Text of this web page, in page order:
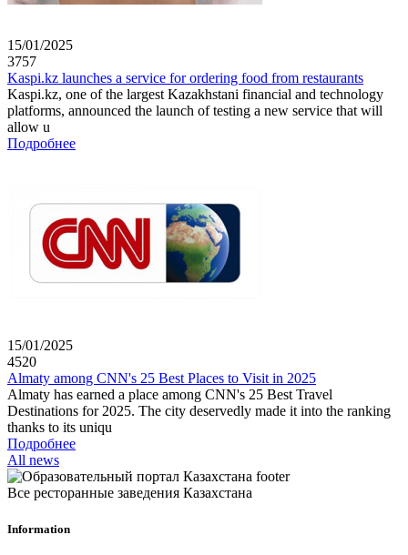
15/01/2025
3757
Kaspi.kz launches a service for ordering food from restaurants
Kaspi.kz, one of the largest Kazakhstani financial and technology
platforms, announced the launch of testing a new service that will
allow u
Подробнее
15/01/2025
4520
Almaty among CNN's 25 Best Places to Visit in 2025
Almaty has earned a place among CNN's 25 Best Travel
Destinations for 2025. The city deservedly made it into the ranking
thanks to its uniqu
Подробнее
All news
Все ресторанные заведения Казахстана
Information